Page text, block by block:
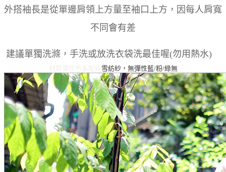
外搭袖長是從單邊肩領上方量至袖口上方，因每人肩寬
不同會有差
建議單獨洗滌，手洗或放洗衣袋洗最佳喔(勿用熱水)
雪紡紗，無彈性藍/粉/綠無